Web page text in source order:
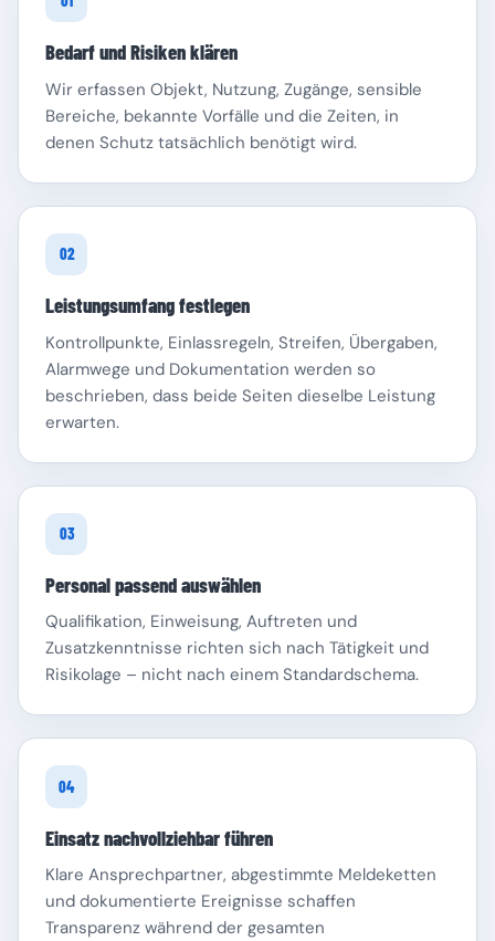
Schleswig-Holstein Thüringen
Bedarf und Risiken klären
Wir erfassen Objekt, Nutzung, Zugänge, sensible
Bereiche, bekannte Vorfälle und die Zeiten, in
denen Schutz tatsächlich benötigt wird.
02
Leistungsumfang festlegen
Kontrollpunkte, Einlassregeln, Streifen, Übergaben,
Alarmwege und Dokumentation werden so
beschrieben, dass beide Seiten dieselbe Leistung
erwarten.
03
Personal passend auswählen
Qualifikation, Einweisung, Auftreten und
Zusatzkenntnisse richten sich nach Tätigkeit und
Risikolage – nicht nach einem Standardschema.
04
Einsatz nachvollziehbar führen
Klare Ansprechpartner, abgestimmte Meldeketten
und dokumentierte Ereignisse schaffen
Transparenz während der gesamten